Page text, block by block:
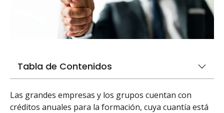
Tabla de Contenidos
Las grandes empresas y los grupos cuentan con
créditos anuales para la formación, cuya cuantía está